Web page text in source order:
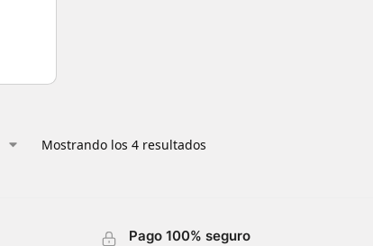
Mostrando los 4 resultados
Pago 100% seguro